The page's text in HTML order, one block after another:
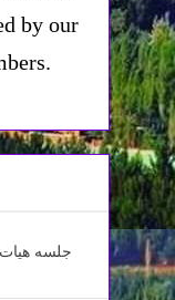
by our
جلسه